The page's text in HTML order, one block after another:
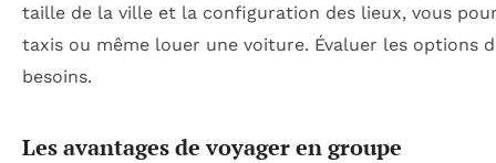
taille de la ville et la configuration des lieux, vous
taxis ou même louer une voiture. Évaluer les options
besoins.
Les avantages de voyager en groupe